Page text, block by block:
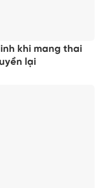
khi mang thai
lại